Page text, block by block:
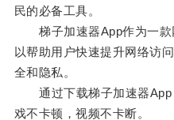
民的必备工具。
梯子加速器App作为一款
以帮助用户快速提升网络访
全和隐私。
通过下载梯子加速器App
戏不卡顿，视频不卡断。